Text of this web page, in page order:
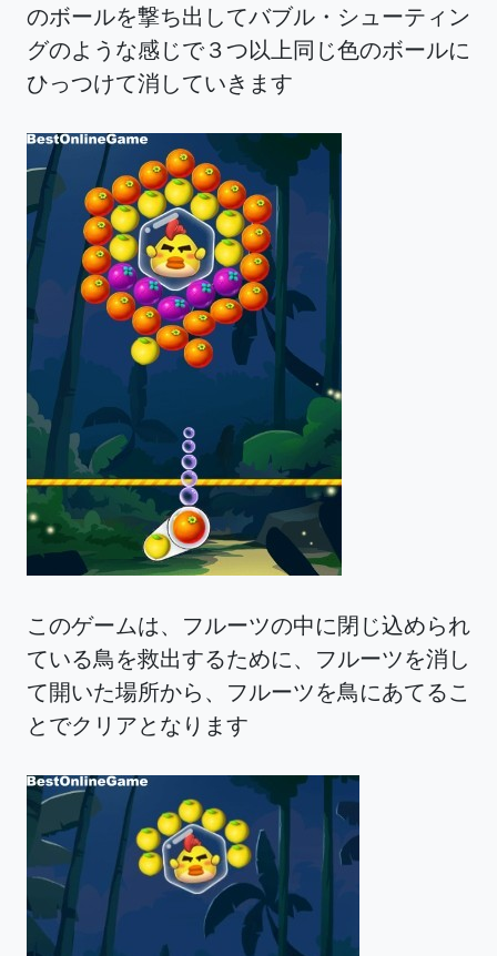
のボールを撃ち出してバブル・シューティン
グのような感じで３つ以上同じ色のボールに
ひっつけて消していきます
このゲームは、フルーツの中に閉じ込められ
ている鳥を救出するために、フルーツを消し
て開いた場所から、フルーツを鳥にあてるこ
とでクリアとなります